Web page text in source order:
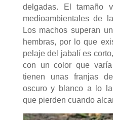
delgadas. El tamaño
medioambientales de
Los machos superan
hembras, por lo que
pelaje del jabalí es
con un color que
tienen unas franjas
oscuro y blanco a lo
que pierden cuando